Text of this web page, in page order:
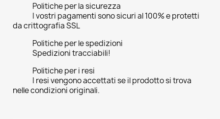
Politiche per la sicurezza
I vostri pagamenti sono sicuri al 100% e protetti
da crittografia SSL
Politiche per le spedizioni
Spedizioni tracciabili!
Politiche per i resi
I resi vengono accettati se il prodotto si trova
nelle condizioni originali.